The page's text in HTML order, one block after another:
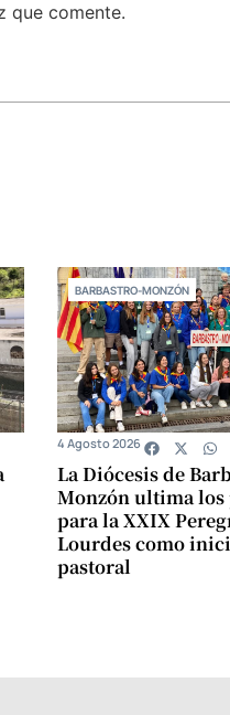
que comente.
BARBASTRO-MONZÓN
La Diócesis de
Monzón ultima
para la XXIX
Lourdes como
pastoral
4 Agosto 2026